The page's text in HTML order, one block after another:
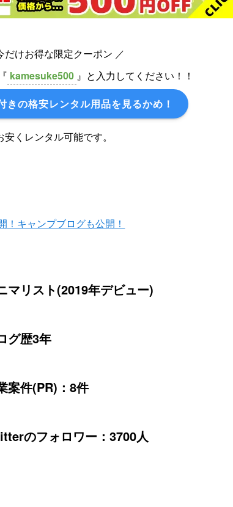
だけお得な限定クーポン ／
kamesuke500 』と入力してください！！
きの格安レンタル用品を見るかめ！
安くレンタル可能です。
！キャンプブログも公開！
マリスト(2019年デビュー)
グ歴3年
案件(PR)：8件
のフォロワー：3700人